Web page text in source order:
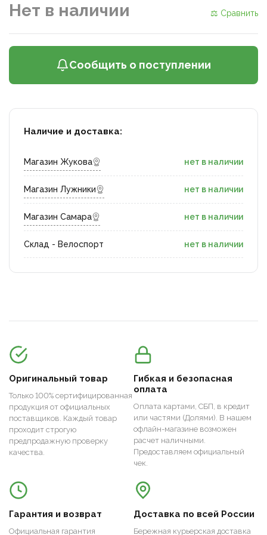
Нет в наличии ⚖ Сравнить
Сообщить о поступлении
Наличие и доставка:
Магазин Жукова нет в наличии
Магазин Лужники нет в наличии
Магазин Самара нет в наличии
Склад - Велоспорт нет в наличии
Оригинальный товар
Только 100% сертифицированная
продукция от официальных
поставщиков. Каждый товар
проходит строгую
предпродажную проверку
качества.
Гибкая и безопасная
оплата
Оплата картами, СБП, в кредит
или частями (Долями). В нашем
офлайн-магазине возможен
расчет наличными.
Предоставляем официальный
чек.
Гарантия и возврат
Официальная гарантия
Доставка по всей России
Бережная курьерская доставка